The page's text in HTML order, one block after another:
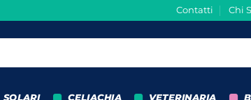
Contatti Chi
SOLARI CELIACHIA VETERINARIA